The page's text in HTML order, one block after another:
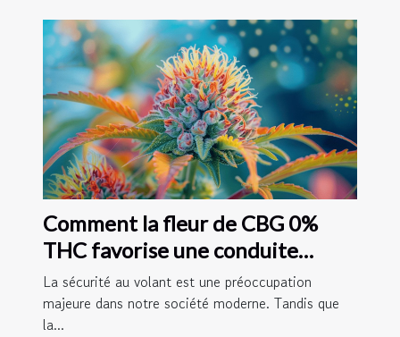
Comment la fleur de CBG 0%
THC favorise une conduite
sécuritaire
La sécurité au volant est une préoccupation
majeure dans notre société moderne. Tandis que
la...